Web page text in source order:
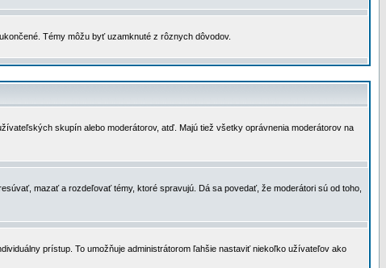
Témy môžu byť uzamknuté z rôznych dôvodov.
skupín alebo moderátorov, atď. Majú tiež všetky oprávnenia moderátorov na
mazať a rozdeľovať témy, ktoré spravujú. Dá sa povedať, že moderátori sú od toho,
prístup. To umožňuje administrátorom ľahšie nastaviť niekoľko užívateľov ako